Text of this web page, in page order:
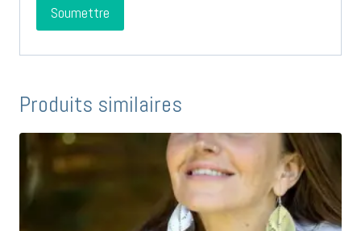
Produits similaires